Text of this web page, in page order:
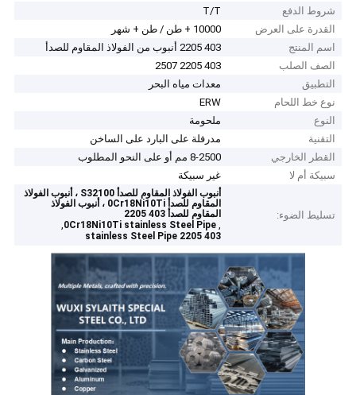
شروط الدفع
T/T
القدرة على العرض
10000 + طن / طن + شهر
اسم المنتج
403 2205 أنبوب من الفولاذ المقاوم للصدأ
الصف الصلب
403 2205 2507
التطبيق
معدات مياه البحر
نوع خط اللحام
ERW
النوع
ملحومة
التقنية
مدرفلة على البارد على الساخن
القطر الخارجي
8-2500 مم أو على النحو المطلوب
سبيكة أم لا
غير سبيكة
تسليط الضوء:
أنبوب الفولاذ المقاوم للصدأ S32100 ، أنبوب الفولاذ
المقاوم للصدأ 0Cr18Ni10Ti ، أنبوب الفولاذ
المقاوم للصدأ 403 2205
,
0Cr18Ni10Ti stainless Steel Pipe
,
403 2205 stainless Steel Pipe